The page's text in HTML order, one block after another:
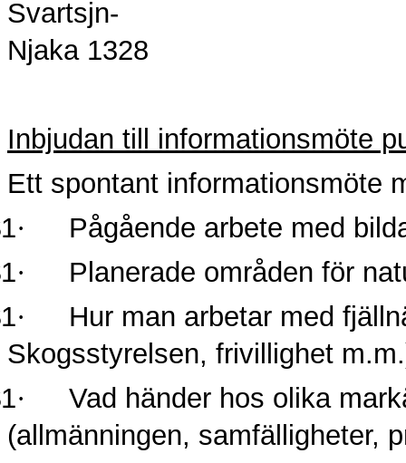
Inbjudan till informationsmöte
Ett spontant informationsmöte
·
Pågående arbete med
·
Planerade områden för
·
Hur man arbetar med
Skogsstyrelsen, frivillighet
·
Vad händer hos olika
(allmänningen, samfälligheter,